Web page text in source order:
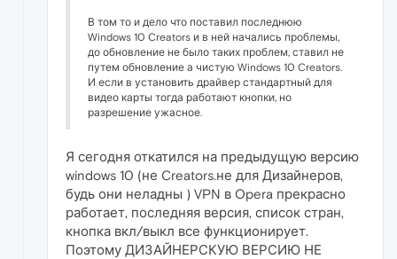
В том то и дело что поставил последнюю
Windows 10 Creators и в ней начались проблемы,
до обновление не было таких проблем, ставил не
путем обновление а чистую Windows 10 Creators.
И если в установить драйвер стандартный для
видео карты тогда работают кнопки, но
разрешение ужасное.
Я сегодня откатился на предыдущую версию
windows 10 (не Creators.не для Дизайнеров,
будь они неладны ) VPN в Opera прекрасно
работает, последняя версия, список стран,
кнопка вкл/выкл все функционирует.
Поэтому ДИЗАЙНЕРСКУЮ ВЕРСИЮ НЕ